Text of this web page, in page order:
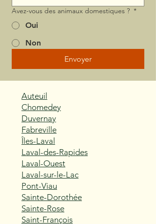
Avez-vous des animaux domestiques ? *
Oui
Non
Envoyer
Auteuil
Chomedey
Duvernay
Fabreville
Îles-Laval
Laval-des-Rapides
Laval-Ouest
Laval-sur-le-Lac
Pont-Viau
Sainte-Dorothée
Sainte-Rose
Saint-François